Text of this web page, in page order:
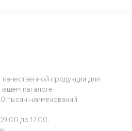
продукции для
каталоге
тысяч наименований.
до 17:00.